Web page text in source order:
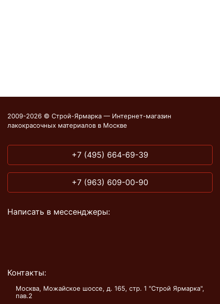
2009-2026 © Строй-Ярмарка — Интернет-магазин
лакокрасочных материалов в Москве
+7 (495) 664-69-39
+7 (963) 609-00-90
Написать в мессенджеры:
Контакты:
Москва, Можайское шоссе, д. 165, стр. 1 "Строй Ярмарка",
пав.2